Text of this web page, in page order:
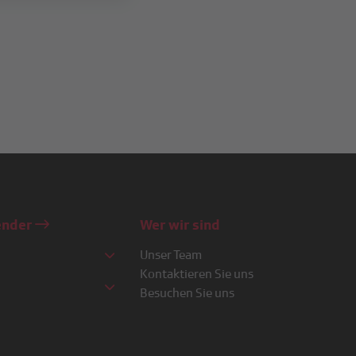
Wer wir sind
Unser Team
Kontaktieren Sie uns
Besuchen Sie uns